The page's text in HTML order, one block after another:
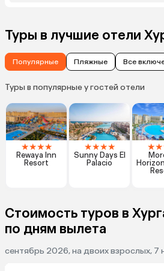
Туры в лучшие отели
Популярные Пляжные Все
Туры в популярные у гостей отели
★★★★
Rewaya Inn
Resort
★★★★
Sunny Days El
Palacio
★★
Стоимость туров в
по дням вылета
сентябрь 2026, на двоих взрослых, 7